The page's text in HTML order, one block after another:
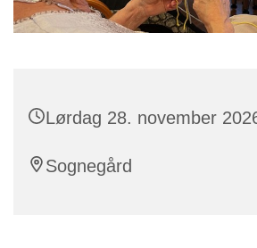
Lørdag 28. november
Sognegård